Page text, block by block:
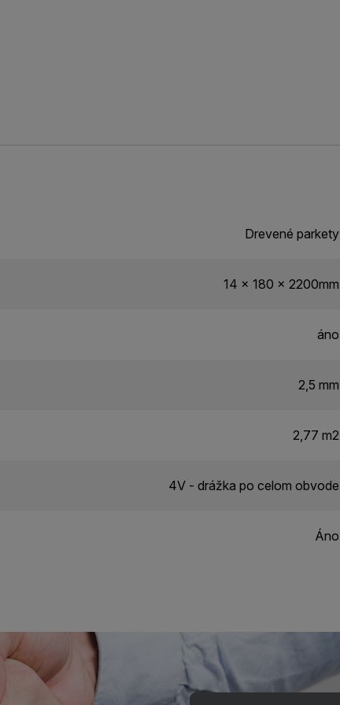
Drevené parkety
14 x 180 x 2200mm
áno
2,5 mm
2,77 m2
4V - drážka po celom obvode
Áno